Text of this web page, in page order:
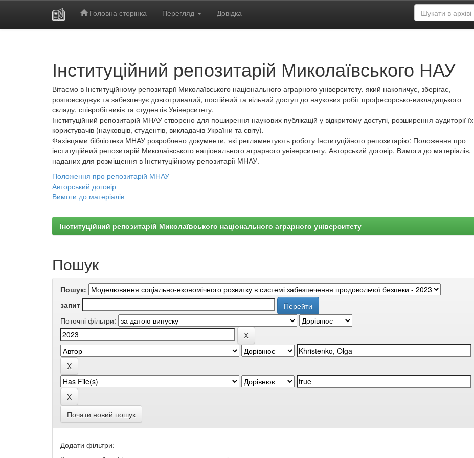
Головна сторінка Перегляд Довідка
Інституційний репозитарій Миколаївського НАУ
Вітаємо в Інституційному репозитарії Миколаївського національного аграрного університету, який накопичує, зберігає,
розповсюджує та забезпечує довготривалий, постійний та вільний доступ до наукових робіт професорсько-викладацького
складу, співробітників та студентів Університету.
Інституційний репозитарій МНАУ створено для поширення наукових публікацій у відкритому доступі, розширення аудиторії їх
користувачів (науковців, студентів, викладачів України та світу).
Фахівцями бібліотеки МНАУ розроблено документи, які регламентують роботу Інституційного репозитарію: Положення про
інституційний репозитарій Миколаївського національного аграрного університету, Авторський договір, Вимоги до матеріалів,
наданих для розміщення в Інституційному репозитарії МНАУ.
Положення про репозитарій МНАУ
Авторський договір
Вимоги до матеріалів
Інституційний репозитарій Миколаївського національного аграрного університету
Пошук
Пошук:
запит
Поточні фільтри:
Почати новий пошук
Додати фільтри: